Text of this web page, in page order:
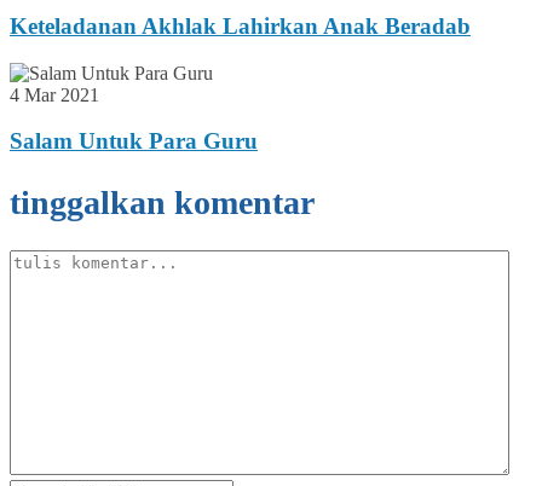
Keteladanan Akhlak Lahirkan Anak Beradab
4 Mar 2021
Salam Untuk Para Guru
tinggalkan komentar